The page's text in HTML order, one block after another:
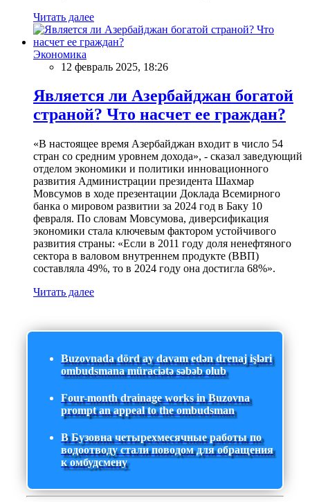
Читать далее
Экономика
12 февраль 2025, 18:26
Является ли Азербайджан богатой
страной? Что насчет ее граждан?
«В настоящее время Азербайджан входит в число 54
стран со средним уровнем дохода», - сказал заведующий
отделом экономики и политики инновационного
развития Администрации президента Шахмар
Мовсумов в ходе презентации Доклада Всемирного
банка о мировом развитии за 2024 год в Баку 10
февраля. По словам Мовсумова, диверсификация
экономики стала ключевым фактором устойчивого
развития страны: «Если в 2011 году доля ненефтяного
сектора в валовом внутреннем продукте (ВВП)
составляла 49%, то в 2024 году она достигла 68%».
Читать далее
Buzovnada dörd ay davam edən drenaj işləri
ombudsmana müraciətə səbəb olub
Four-month drainage works in Buzovna
prompt an appeal to the ombudsman
В Бузовна четырехмесячные работы по
водоотводу стали поводом для обращения
к омбудсмену